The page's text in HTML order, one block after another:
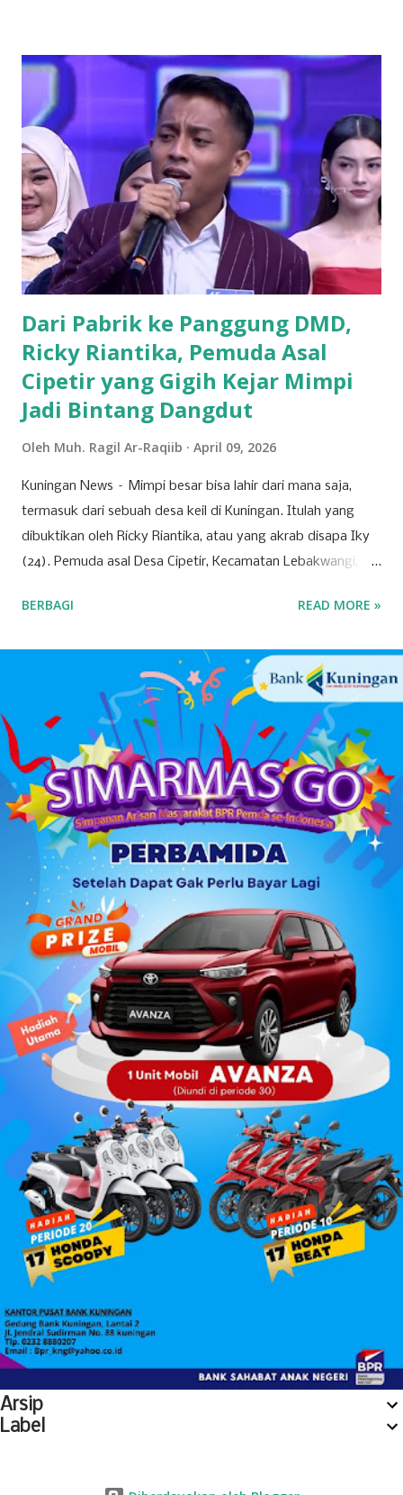
tersebut. Drs. H. Ujang Kosasih, Ketua PKB Kuningan,
menyebut PKB saat ini adalah wadah bagi seluruh warga
negara tanpa melihat latar belakang organisasi maupun
agama. Fenomena menarik perhatian adalah bergabungnya
sejumlah nama besar dari kalangan aktivis muda, seperti
Sadam Husain. Ada anak muda dari kalangan
Muhammadiyah, NU, hingga mantan aktivis dari organisasi
mahasiswa seperti, PMII dan GMNI yang ikut merapat.
“Alhamdulillah di Muscab kali ini dalam rangka menyusun
struktur DPC ke depan 202...
Dari Pabrik ke Panggung DMD,
Ricky Riantika, Pemuda Asal
Cipetir yang Gigih Kejar Mimpi
Jadi Bintang Dangdut
Oleh Muh. Ragil Ar-Raqiib April 09, 2026
Kuningan News – Mimpi besar bisa lahir dari mana saja,
termasuk dari sebuah desa keil di Kuningan. Itulah yang
dibuktikan oleh Ricky Riantika, atau yang akrab disapa Iky
(24). Pemuda asal Desa Cipetir, Kecamatan Lebakwangi, ini
ketatnya persaingan di dunia hiburan nasional. Nama Iky
konten-konten cover lagu yang ia unggah secara konsisten.
Namun, langkahnya tak berhenti di media sosial saja. Pada
28 Maret 2026 lalu, Ikyy memberanikan diri untuk tampil
dalam ajang pencarian bakat bergengsi, DMD (Dangdut
Mania Dadakan). Meski belum berhasil keluar sebagai juara,
pengalaman tersebut menjadi tonggak sejarah penting
dalam karier bermusiknya. “Iya alhamdulillah aktu tannggal
28 maret kemarin, ikut dmd ya walaupun tidak sampai jadi
juara cuman aku ingin terus mendalami dan berkiprah lewat
karya Aku di dunia seni musik ini,” tuturnya kala
diwawancara Kamis (9/4/2026). Baginya, kegagalan...
BERBAGI READ MORE »
Arsip
Label